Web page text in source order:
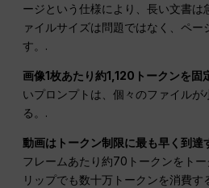
ージという仕様により、長い文書は
ァイルサイズは問題ではなく、ペ
す。.
画像1枚あたり約1,120トークンを固
いプロンプトは、個々のファイルが
る。.
動画はトークン制限に最も早く到達
フレームあたり約70トークンをト
リップでも数十万トークンを消費す